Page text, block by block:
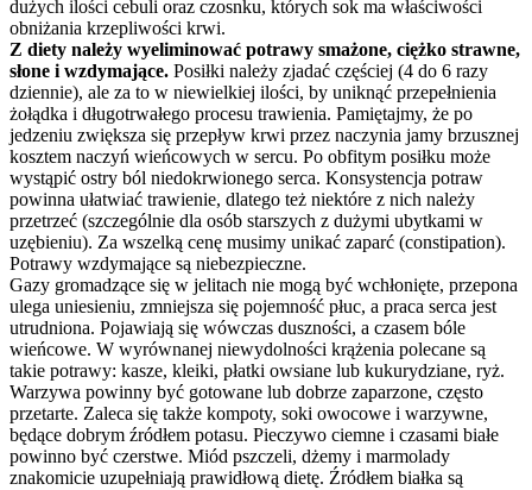
dużych ilości cebuli oraz czosnku, których sok ma właściwości
obniżania krzepliwości krwi.
Z diety należy wyeliminować potrawy smażone, ciężko strawne,
słone i wzdymające. Posiłki należy zjadać częściej (4 do 6 razy
dziennie), ale za to w niewielkiej ilości, by uniknąć przepełnienia
żołądka i długotrwałego procesu trawienia. Pamiętajmy, że po
jedzeniu zwiększa się przepływ krwi przez naczynia jamy brzusznej
kosztem naczyń wieńcowych w sercu. Po obfitym posiłku może
wystąpić ostry ból niedokrwionego serca. Konsystencja potraw
powinna ułatwiać trawienie, dlatego też niektóre z nich należy
przetrzeć (szczególnie dla osób starszych z dużymi ubytkami w
uzębieniu). Za wszelką cenę musimy unikać zaparć (constipation).
Potrawy wzdymające są niebezpieczne.
Gazy gromadzące się w jelitach nie mogą być wchłonięte, przepona
ulega uniesieniu, zmniejsza się pojemność płuc, a praca serca jest
utrudniona. Pojawiają się wówczas duszności, a czasem bóle
wieńcowe. W wyrównanej niewydolności krążenia polecane są
takie potrawy: kasze, kleiki, płatki owsiane lub kukurydziane, ryż.
Warzywa powinny być gotowane lub dobrze zaparzone, często
przetarte. Zaleca się także kompoty, soki owocowe i warzywne,
będące dobrym źródłem potasu. Pieczywo ciemne i czasami białe
powinno być czerstwe. Miód pszczeli, dżemy i marmolady
znakomicie uzupełniają prawidłową dietę. Źródłem białka są